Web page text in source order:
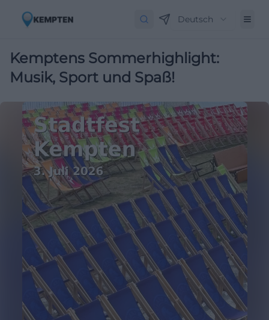
Deutsch
Kemptens Sommerhighlight:
Musik, Sport und Spaß!